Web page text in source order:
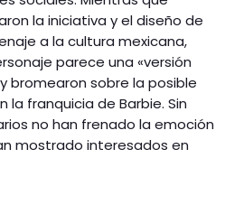
la iniciativa y el diseño de
a la cultura mexicana,
parece una «versión
bromearon sobre la posible
la franquicia de Barbie. Sin
no han frenado la emoción
mostrado interesados en